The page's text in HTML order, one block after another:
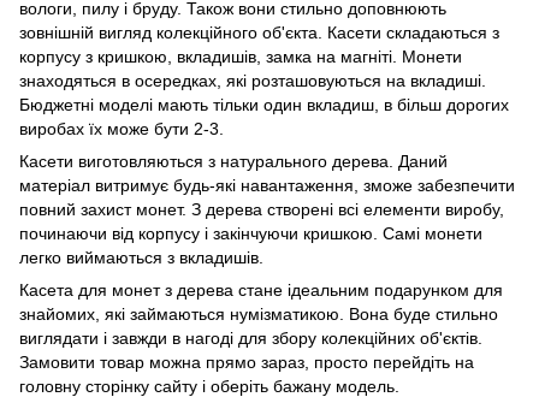
вологи, пилу і бруду. Також вони стильно доповнюють
зовнішній вигляд колекційного об'єкта. Касети складаються з
корпусу з кришкою, вкладишів, замка на магніті. Монети
знаходяться в осередках, які розташовуються на вкладиші.
Бюджетні моделі мають тільки один вкладиш, в більш дорогих
виробах їх може бути 2-3.
Касети виготовляються з натурального дерева. Даний
матеріал витримує будь-які навантаження, зможе забезпечити
повний захист монет. З дерева створені всі елементи виробу,
починаючи від корпусу і закінчуючи кришкою. Самі монети
легко виймаються з вкладишів.
Касета для монет з дерева стане ідеальним подарунком для
знайомих, які займаються нумізматикою. Вона буде стильно
виглядати і завжди в нагоді для збору колекційних об'єктів.
Замовити товар можна прямо зараз, просто перейдіть на
головну сторінку сайту і оберіть бажану модель.